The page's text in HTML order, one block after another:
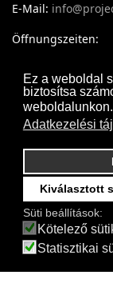
Ez a weboldal
biztosítsa
weboldalunkon.
Adatkezelési
Kiválasztott
Süti beállítások:
Kötelező
Statisztikai
E-Mail:
Öffnungszeiten:
Montag -
Freitag: 09:30-